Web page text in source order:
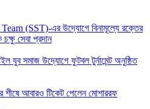
(SST)-এর উদ্যোগে বিনামূল্যে রক্তের
সেবা প্রদান
যুব সমাজ উদ্যোগে ফুটবল টুর্নামেন্ট অনুষ্ঠিত
আবারও টিকেট পেলেন মোশাররফ